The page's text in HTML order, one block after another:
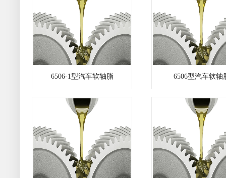
6506-1型汽车软轴脂 6506型汽车软轴